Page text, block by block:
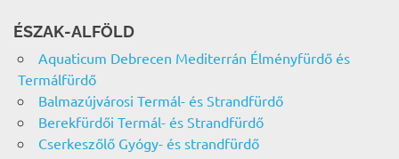
ÉSZAK-ALFÖLD
Aquaticum Debrecen Mediterrán Élményfürdő és
Termálfürdő
Balmazújvárosi Termál- és Strandfürdő
Berekfürdői Termál- és Strandfürdő
Cserkeszőlő Gyógy- és strandfürdő